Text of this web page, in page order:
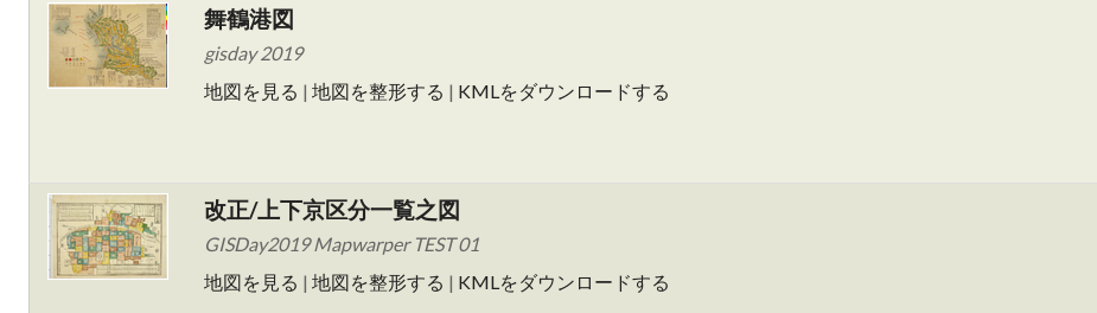
舞鶴港図
gisday 2019
地図を見る | 地図を整形する | KMLをダウンロードする
改正/上下京区分一覧之図
GISDay2019 Mapwarper TEST 01
地図を見る | 地図を整形する | KMLをダウンロードする